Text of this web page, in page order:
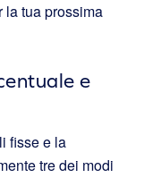
la tua prossima
e
fisse e la
tre dei modi